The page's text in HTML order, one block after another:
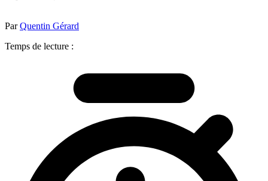
ParQuentin Gérard
Temps de lecture :